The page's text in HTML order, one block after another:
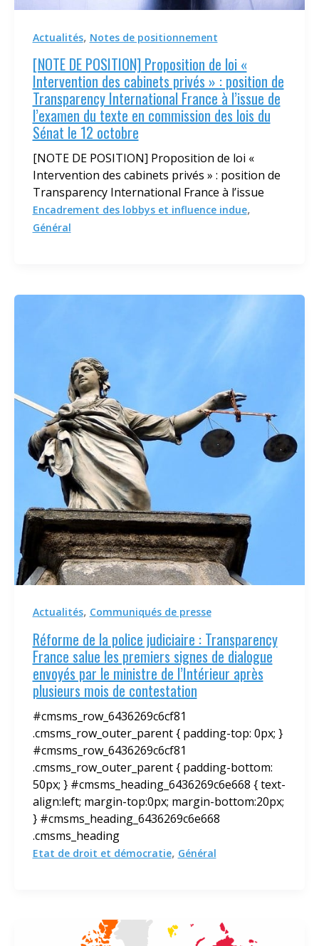
Actualités, Notes de positionnement
[NOTE DE POSITION] Proposition de loi «
Intervention des cabinets privés » : position de
Transparency International France à l’issue de
l’examen du texte en commission des lois du
Sénat le 12 octobre
[NOTE DE POSITION] Proposition de loi «
Intervention des cabinets privés » : position de
Transparency International France à l’issue
Encadrement des lobbys et influence indue,
Général
Actualités, Communiqués de presse
Réforme de la police judiciaire : Transparency
France salue les premiers signes de dialogue
envoyés par le ministre de l’Intérieur après
plusieurs mois de contestation
#cmsms_row_6436269c6cf81
.cmsms_row_outer_parent { padding-top: 0px; }
#cmsms_row_6436269c6cf81
.cmsms_row_outer_parent { padding-bottom:
50px; } #cmsms_heading_6436269c6e668 { text-
align:left; margin-top:0px; margin-bottom:20px;
} #cmsms_heading_6436269c6e668
.cmsms_heading
Etat de droit et démocratie, Général